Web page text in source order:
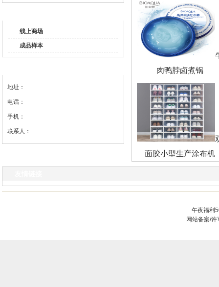
线上商场
成品样本
地址：
电话：
手机：
联系人：
肉鸭脖卤煮锅
面胶小型生产涂布机
午夜福利
网站备案/